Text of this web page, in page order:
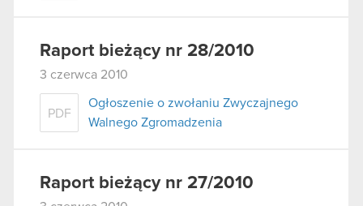
Raport bieżący nr 28/2010
3 czerwca 2010
PDF
Ogłoszenie o zwołaniu Zwyczajnego
Walnego Zgromadzenia
Raport bieżący nr 27/2010